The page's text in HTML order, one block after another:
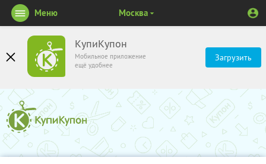
КупиКупон
Мобильное приложение
ещё удобнее
Загрузить
Меню Москва